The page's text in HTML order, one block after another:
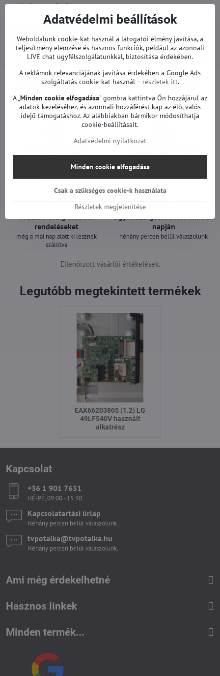
szervizelve vagy javítva.
Továbbiak a kategóriából
Pótalkatrészek | LG TV Alaplapok | LG TV
Előző termék Következő termék
100%-os működőképességet
garantálunk
A 12:00 óráig leadott
rendeléseket
még a mai nap alatt ki lesznek
szállítva
Ügyfélszolgálat a hét minden
napján
néhány percen belül válaszolunk
Ellenőrzött vásárlói értékelések.
Legutóbb megtekintett termékek
EAX66203805 (1.2) LG
49LF540V használt
alkatrész
Kapcsolat
+36 1 901 7651
HÉ-PÉ, 09:00 - 15:30
Kapcsolatartási űrlap
Néhány percen belül válaszolunk.
tvpotalka​@tvpotalka​.hu
Néhány percen belül válaszolunk.
Ami még érdekelhetné
Hasznos linkek
Minden termék...
Adatvédelmi beállítások
Weboldalunk cookie-kat használ a látogatói élmény javítása, a
teljesítmény elemzése és hasznos funkciók, például az azonnali
LIVE chat ügyfélszolgálatunkkal, biztosítása érdekében.
A reklámok relevanciájának javítása érdekében a Google Ads
szolgáltatás cookie-kat használ – részletek itt.
A „Minden cookie elfogadása" gombra kattintva Ön hozzájárul az
adatok kezeléséhez, és azonnali hozzáférést kap az élő, valós
idejű támogatáshoz. Az alábbiakban bármikor módosíthatja
cookie-beállításait.
Adatvédelmi nyilatkozat
Részletek megjelenítése
Minden cookie elfogadása
Csak a szükséges cookie-k használata